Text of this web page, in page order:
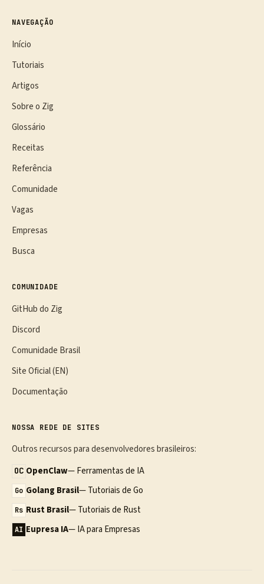
NAVEGAÇÃO
Início
Tutoriais
Artigos
Sobre o Zig
Glossário
Receitas
Referência
Comunidade
Vagas
Empresas
Busca
COMUNIDADE
GitHub do Zig
Discord
Comunidade Brasil
Site Oficial (EN)
Documentação
NOSSA REDE DE SITES
Outros recursos para desenvolvedores brasileiros:
OC OpenClaw— Ferramentas de IA
Go Golang Brasil— Tutoriais de Go
Rs Rust Brasil— Tutoriais de Rust
AI Eupresa IA— IA para Empresas